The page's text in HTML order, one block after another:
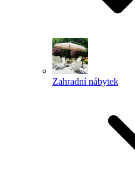
Zahradní nábytek